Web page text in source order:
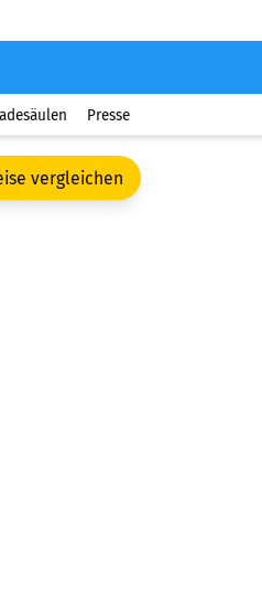
Presse
vergleichen